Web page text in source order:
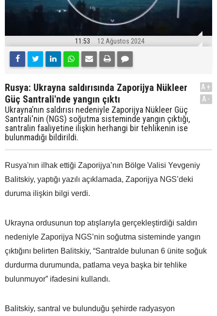
11:53 12 Ağustos 2024
Rusya: Ukrayna saldırısında Zaporijya Nükleer
Güç Santrali'nde yangın çıktı
Ukrayna’nın saldırısı nedeniyle Zaporijya Nükleer Güç
Santrali'nin (NGS) soğutma sisteminde yangın çıktığı,
santralin faaliyetine ilişkin herhangi bir tehlikenin ise
bulunmadığı bildirildi.
A+
A-
Rusya'nın ilhak ettiği Zaporijya’nın Bölge Valisi Yevgeniy
Balitskiy, yaptığı yazılı açıklamada, Zaporijya NGS’deki
duruma ilişkin bilgi verdi.
Ukrayna ordusunun top atışlarıyla gerçekleştirdiği saldırı
nedeniyle Zaporijya NGS’nin soğutma sisteminde yangın
çıktığını belirten Balitskiy, “Santralde bulunan 6 ünite soğuk
durdurma durumunda, patlama veya başka bir tehlike
bulunmuyor” ifadesini kullandı.
Balitskiy, santral ve bulunduğu şehirde radyasyon